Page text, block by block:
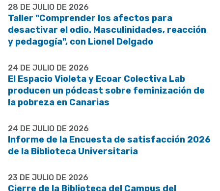
28 DE JULIO DE 2026
Taller "Comprender los afectos para
desactivar el odio. Masculinidades, reacción
y pedagogía", con Lionel Delgado
24 DE JULIO DE 2026
El Espacio Violeta y Ecoar Colectiva Lab
producen un pódcast sobre feminización de
la pobreza en Canarias
24 DE JULIO DE 2026
Informe de la Encuesta de satisfacción 2026
de la Biblioteca Universitaria
23 DE JULIO DE 2026
Cierre de la Biblioteca del Campus del